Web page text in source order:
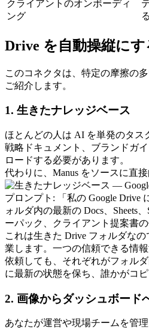
クライアントのオンボーディ
ング
Drive を自動操縦に
このコネクタは、特定の摩擦の
ご紹介します。
1. 生きたナレッジベース
ほとんどの人は AI を単発のタ
戦略ドキュメント、ブランドガ
ロードする必要があります。
代わりに、Manus をソースに直
プロンプト: 「私の Google Drive
ォルダ内の最新の Docs、
ーパック、クライアント提案書
これは生きた Drive フォルダな
業します。一つの信頼できる情
依頼しても、それぞれがフォル
に最新の状態を保ち、誰かがコ
2. 画像からダッシュボード
あなたが運営や現場チームを管